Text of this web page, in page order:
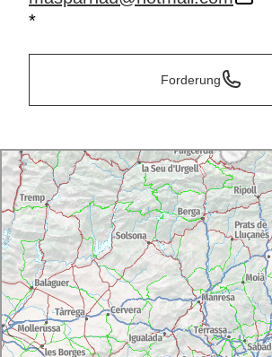
*
Forderung